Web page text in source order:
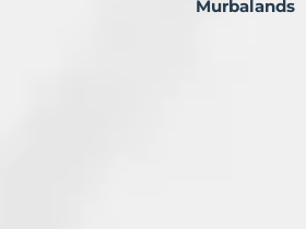
Murbalands